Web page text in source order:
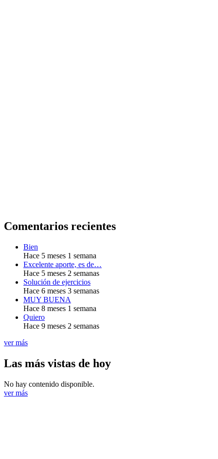
Comentarios recientes
Bien
Hace 5 meses 1 semana
Excelente aporte, es de…
Hace 5 meses 2 semanas
Solución de ejercicios
Hace 6 meses 3 semanas
MUY BUENA
Hace 8 meses 1 semana
Quiero
Hace 9 meses 2 semanas
ver más
Las más vistas de hoy
No hay contenido disponible.
ver más